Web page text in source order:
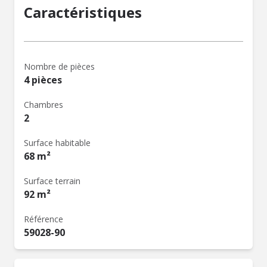
Caractéristiques
Nombre de pièces
4 pièces
Chambres
2
Surface habitable
68 m²
Surface terrain
92 m²
Référence
59028-90